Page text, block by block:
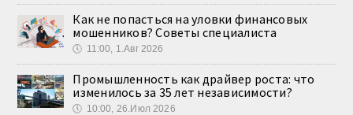
Как не попасться на уловки финансовых
мошенников? Советы специалиста
🕔 11:00, 1.Авг 2026
Промышленность как драйвер роста: что
изменилось за 35 лет независимости?
🕔 10:00, 26.Июл 2026